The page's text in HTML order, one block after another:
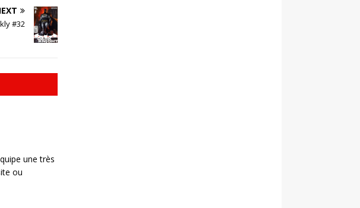
#32
une très
ou